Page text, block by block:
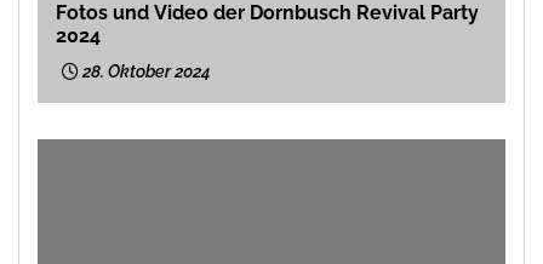
Fotos und Video der Dornbusch Revival Party
2024
28. Oktober 2024